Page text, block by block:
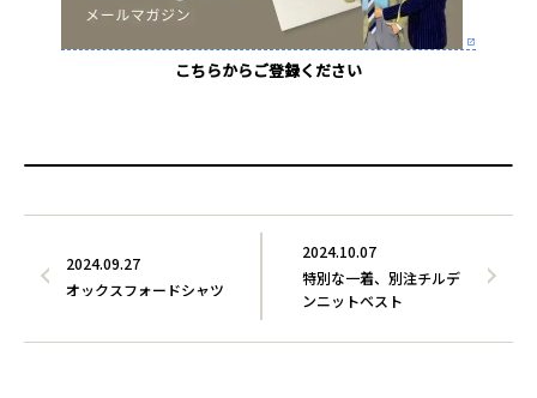
こちらからご登録ください
2024.10.07
特別な一着、別注チルデ
ンニットベスト
2024.09.27
オックスフォードシャツ